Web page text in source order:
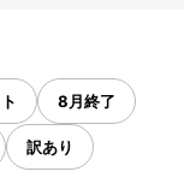
8月終了
訳あり